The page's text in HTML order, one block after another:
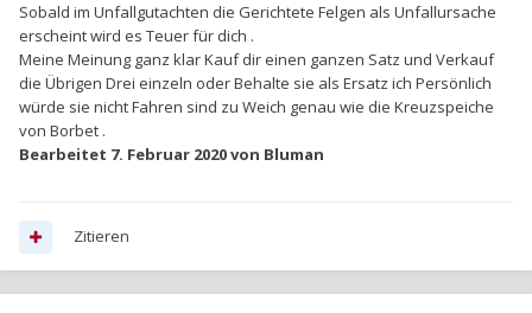
Sobald im Unfallgutachten die Gerichtete Felgen als Unfallursache
erscheint wird es Teuer für dich .
Meine Meinung ganz klar Kauf dir einen ganzen Satz und Verkauf
die Übrigen Drei einzeln oder Behalte sie als Ersatz ich Persönlich
würde sie nicht Fahren sind zu Weich genau wie die Kreuzspeiche
von Borbet .
Bearbeitet 7. Februar 2020von Bluman
Zitieren